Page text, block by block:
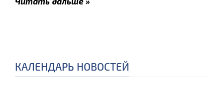
КАЛЕНДАРЬ НОВОСТЕЙ